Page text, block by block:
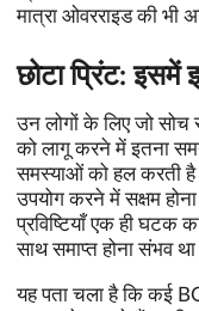
मात्रा ओवरराइड की भी
छोटा प्रिंट: इसमें
उन लोगों के लिए जो
को लागू करने में इतना
समस्याओं को हल करती
उपयोग करने में सक्षम
प्रविष्टियाँ एक ही घटक
साथ समाप्त होना संभव
यह पता चला है कि कई